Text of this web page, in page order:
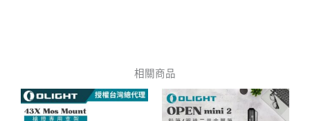
相關商品
此
此